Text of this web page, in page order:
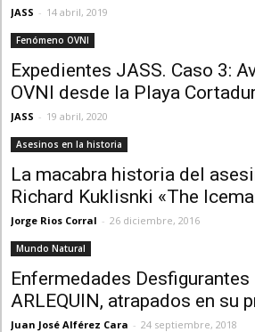
JASS - 14 abril, 2019
Fenómeno OVNI
Expedientes JASS. Caso 3:
OVNI desde la Playa
JASS - 19 abril, 2020
Asesinos en la historia
La macabra historia del
Richard Kuklisnki «The
Jorge Rios Corral - 26 diciembre, 2016
Mundo Natural
Enfermedades Desfigurantes
ARLEQUIN, atrapados en su
Juan José Alférez Cara - 24 septiembre, 2018